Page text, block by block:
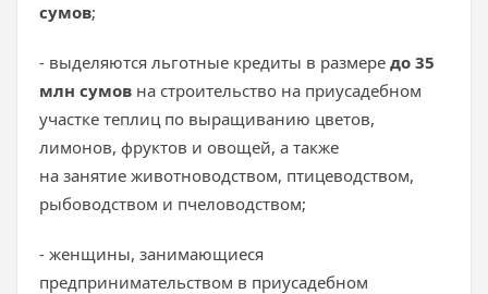
сумов;
- выделяются льготные кредиты в размере до 35
млн сумов на строительство на приусадебном
участке теплиц по выращиванию цветов,
лимонов, фруктов и овощей, а также
на занятие животноводством, птицеводством,
рыбоводством и пчеловодством;
- женщины, занимающиеся
предпринимательством в приусадебном